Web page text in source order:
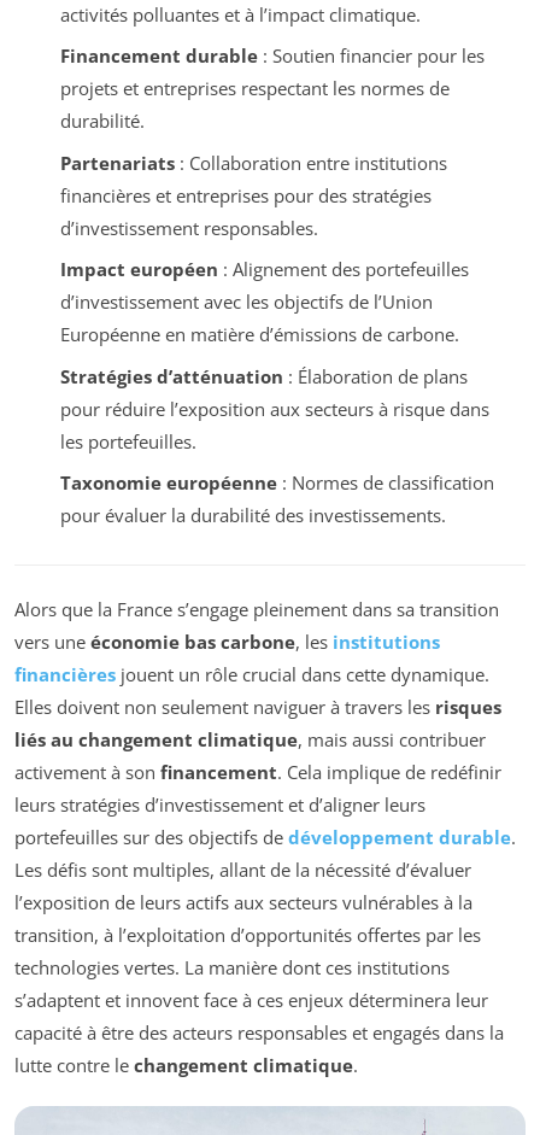
activités polluantes et à l’impact climatique.
Financement durable: Soutien financier pour les
projets et entreprises respectant les normes de
durabilité.
Partenariats: Collaboration entre institutions
financières et entreprises pour des stratégies
d’investissement responsables.
Impact européen : Alignement des portefeuilles
d’investissement avec les objectifs de l’Union
Européenne en matière d’émissions de carbone.
Stratégies d’atténuation : Élaboration de plans
pour réduire l’exposition aux secteurs à risque dans
les portefeuilles.
Taxonomie européenne: Normes de classification
pour évaluer la durabilité des investissements.
Alors que la France s’engage pleinement dans sa transition
vers une économie bas carbone, les institutions
financières jouent un rôle crucial dans cette dynamique.
Elles doivent non seulement naviguer à travers les risques
liés au changement climatique, mais aussi contribuer
activement à son financement. Cela implique de redéfinir
leurs stratégies d’investissement et d’aligner leurs
portefeuilles sur des objectifs de développement durable.
Les défis sont multiples, allant de la nécessité d’évaluer
l’exposition de leurs actifs aux secteurs vulnérables à la
transition, à l’exploitation d’opportunités offertes par les
technologies vertes. La manière dont ces institutions
s’adaptent et innovent face à ces enjeux déterminera leur
capacité à être des acteurs responsables et engagés dans la
lutte contre le changement climatique.